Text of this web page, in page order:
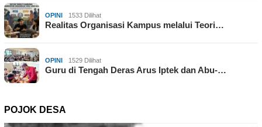
OPINI 1533 Dilihat
Realitas Organisasi Kampus melalui Teori…
OPINI 1529 Dilihat
Guru di Tengah Deras Arus Iptek dan Abu-…
POJOK DESA